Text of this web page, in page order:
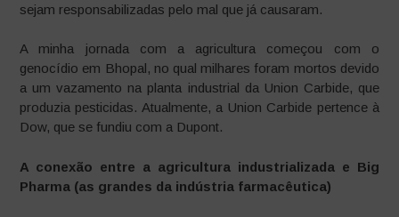
sejam responsabilizadas pelo mal que já causaram.
A minha jornada com a agricultura começou com o
genocídio em Bhopal, no qual milhares foram mortos devido
a um vazamento na planta industrial da Union Carbide, que
produzia pesticidas. Atualmente, a Union Carbide pertence à
Dow, que se fundiu com a Dupont.
A conexão entre a agricultura industrializada e Big
Pharma (as grandes da indústria farmacêutica)